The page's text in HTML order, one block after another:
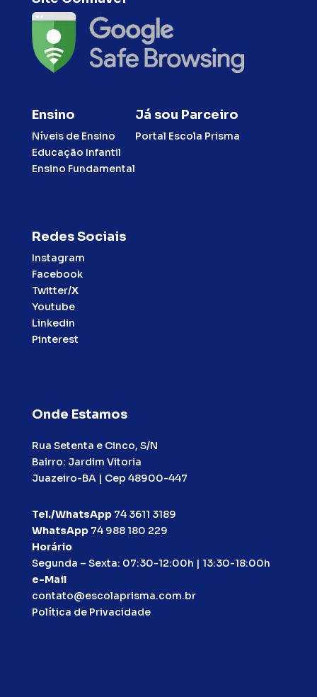
Ensino
Níveis de Ensino
Educação Infantil
Ensino Fundamental
Já sou Parceiro
Portal Escola Prisma
Redes Sociais
Instagram
Facebook
Twitter/X
Youtube
Linkedin
Pinterest
Onde Estamos
Rua Setenta e Cinco, S/N
Bairro: Jardim Vitoria
Juazeiro-BA | Cep 48900-447
Tel./WhatsApp 74 3611 3189
WhatsApp 74 988 180 229
Horário
Segunda – Sexta: 07:30-12:00h | 13:30-18:00h
e-Mail
contato@escolaprisma.com.br
Política de Privacidade